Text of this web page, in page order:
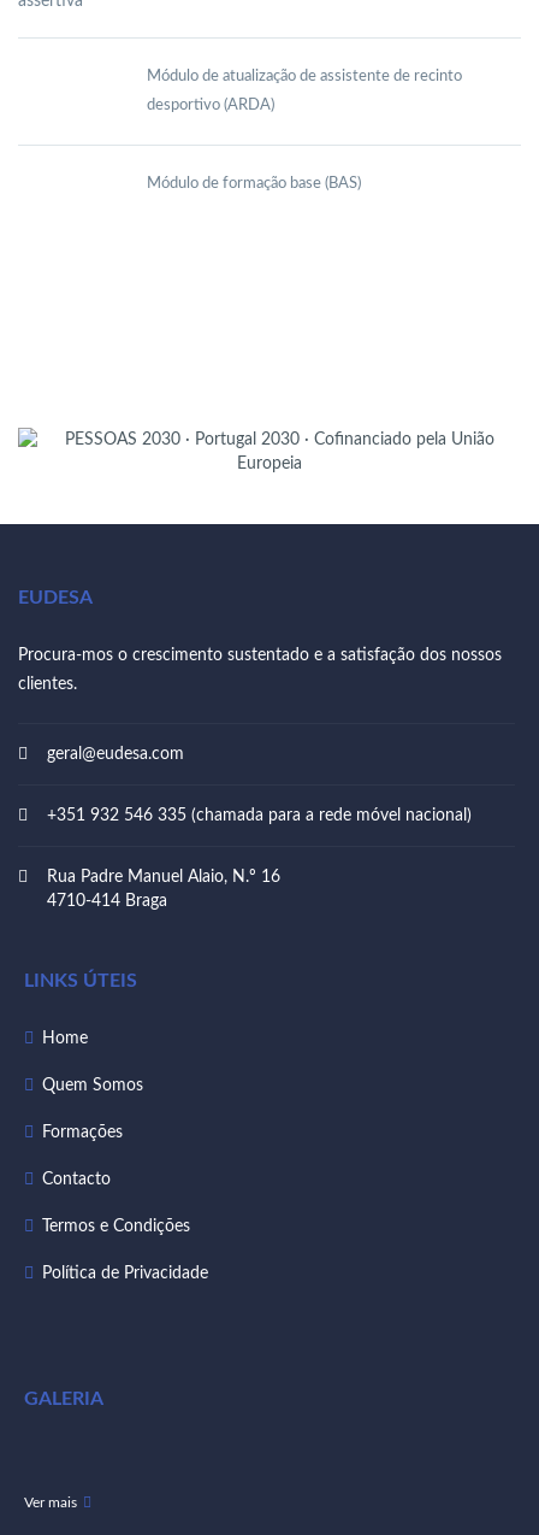
Módulo de atualização de assistente de recinto
desportivo (ARDA)
Módulo de formação base (BAS)
EUDESA
Procura-mos o crescimento sustentado e a satisfação dos nossos
clientes.
geral@eudesa.com
+351 932 546 335 (chamada para a rede móvel nacional)
Rua Padre Manuel Alaio, N.º 16
4710-414 Braga
LINKS ÚTEIS
Home
Quem Somos
Formações
Contacto
Termos e Condições
Política de Privacidade
GALERIA
Ver mais